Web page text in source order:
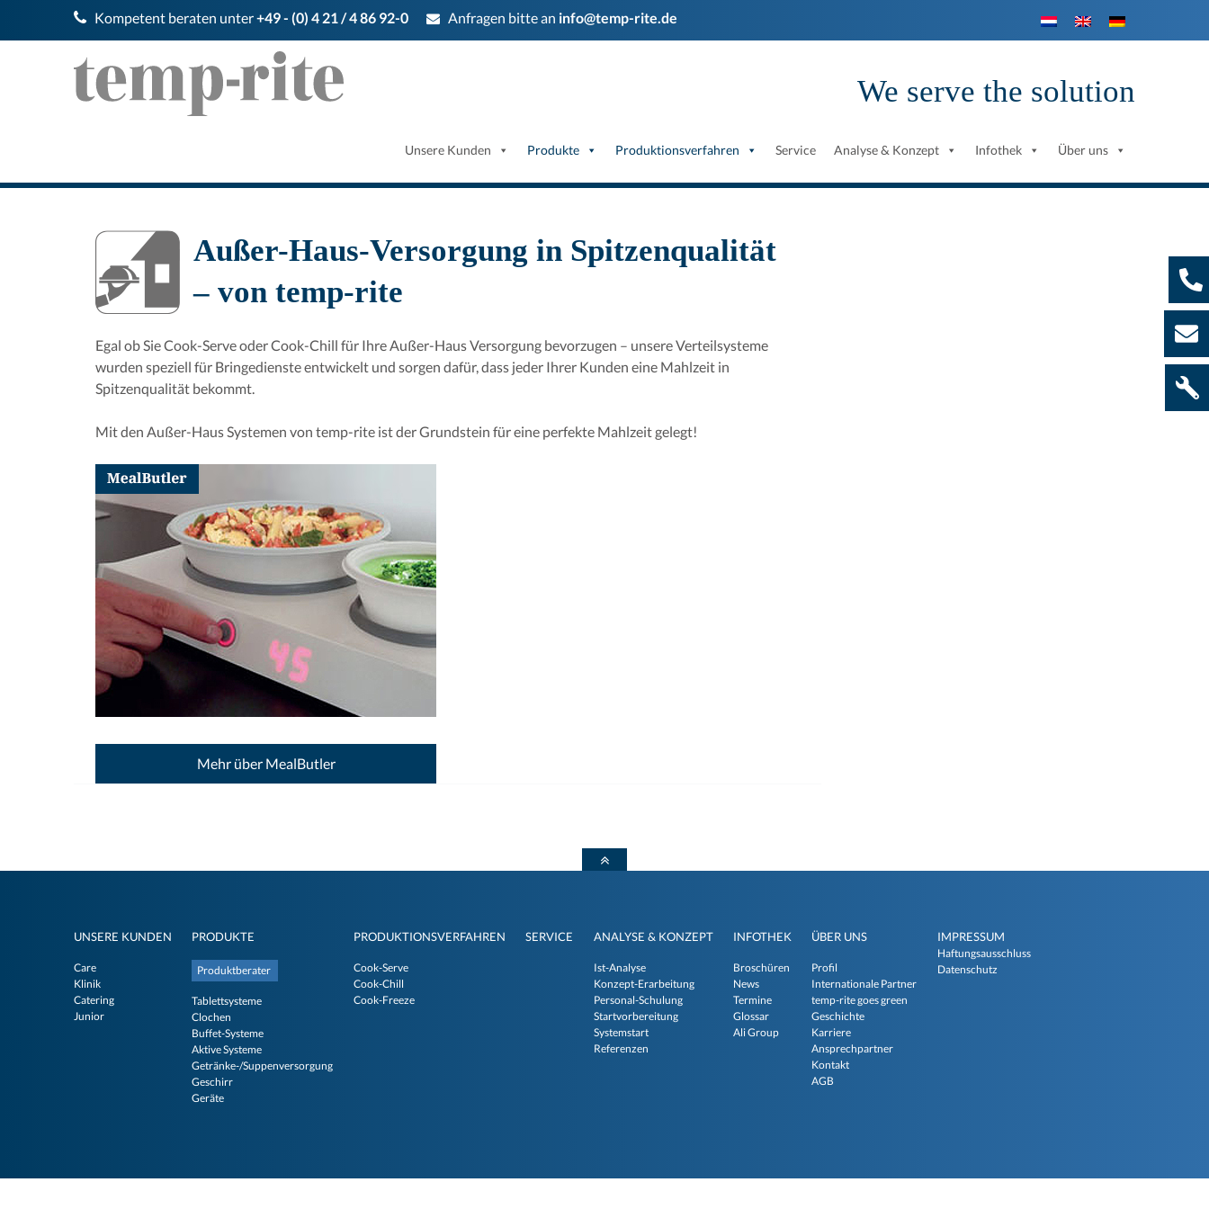
Kompetent beraten unter+49 - (0) 4 21 / 4 86 92-0 Anfragen bitte an info@temp-rite.de
We serve the solution
Unsere Kunden Produkte Produktionsverfahren Service Analyse & Konzept Infothek Über uns
Außer-Haus-Versorgung in Spitzenqualität
– von temp-rite
Egal ob Sie Cook-Serve oder Cook-Chill für Ihre Außer-Haus Versorgung bevorzugen – unsere Verteilsysteme
wurden speziell für Bringedienste entwickelt und sorgen dafür, dass jeder Ihrer Kunden eine Mahlzeit in
Spitzenqualität bekommt.
Mit den Außer-Haus Systemen von temp-rite ist der Grundstein für eine perfekte Mahlzeit gelegt!
Mehr über MealButler
UNSERE KUNDEN
Care
Klinik
Catering
Junior
PRODUKTE
Produktberater
Tablettsysteme
Clochen
Buffet-Systeme
Aktive Systeme
Getränke-/Suppenversorgung
Geschirr
Geräte
PRODUKTIONSVERFAHREN
Cook-Serve
Cook-Chill
Cook-Freeze
SERVICE ANALYSE & KONZEPT
Ist-Analyse
Konzept-Erarbeitung
Personal-Schulung
Startvorbereitung
Systemstart
Referenzen
INFOTHEK
Broschüren
News
Termine
Glossar
Ali Group
ÜBER UNS
Profil
Internationale Partner
temp-rite goes green
Geschichte
Karriere
Ansprechpartner
Kontakt
AGB
IMPRESSUM
Haftungsausschluss
Datenschutz